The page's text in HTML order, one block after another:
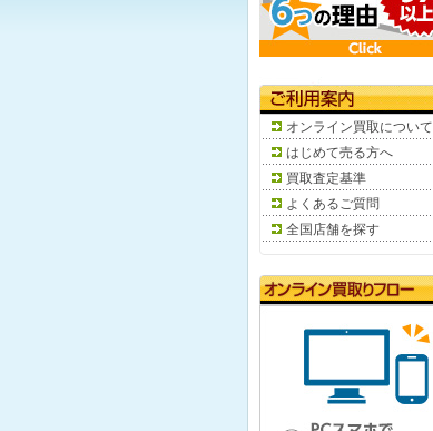
オンライン買取について
はじめて売る方へ
買取査定基準
よくあるご質問
全国店舗を探す